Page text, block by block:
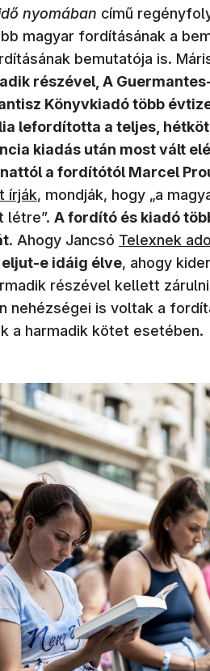
nyomában című
magyar fordításának a
bemutatója is.
részével, A
Könyvkiadó több
lefordította a teljes,
kiadás után most vált
a fordítótól Marcel
ablakban nyílik meg)
írják, mondják, hogy „a
létre”. A fordító és kiadó
. Ahogy Jancsó (új ablakban
Telexnek
e idáig élve, ahogy
részével kellett
nehézségei is voltak a
a harmadik kötet esetében.